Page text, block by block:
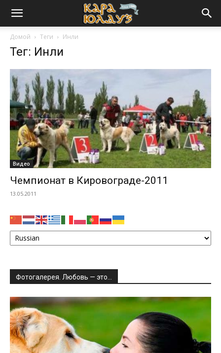
Домой Теги Инли
Тег: Инли
Видео
Чемпионат в Кировограде-2011
13.05.2011
Фотогалерея. Любовь — это…